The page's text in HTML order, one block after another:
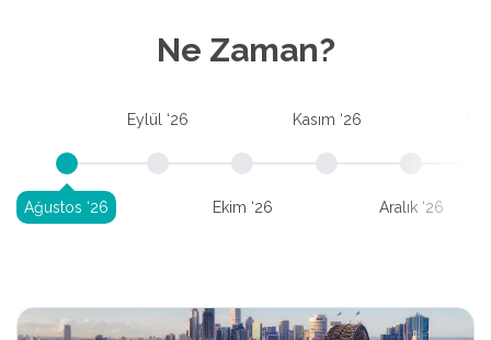
Ne Zaman?
Ağustos ‘26
Eylül ‘26
Ekim ‘26
Kasım ‘26
Aralık ‘26